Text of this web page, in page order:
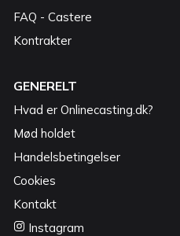
FAQ - Castere
Kontrakter
GENERELT
Hvad er Onlinecasting.dk?
Mød holdet
Handelsbetingelser
Cookies
Kontakt
Instagram